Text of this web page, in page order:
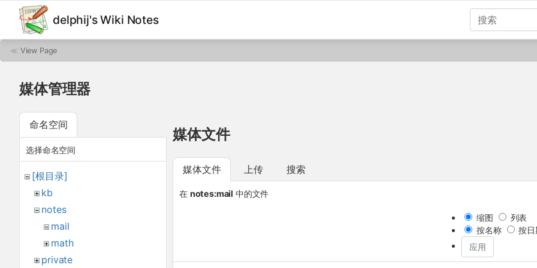
delphij's Wiki Notes
≪ View Page
媒体管理器
命名空间
选择命名空间
[根目录]
kb
notes
mail
math
private
媒体文件
媒体文件 上传 搜索
在 notes:mail 中的文件
缩图
列表
按名称
按日
应用